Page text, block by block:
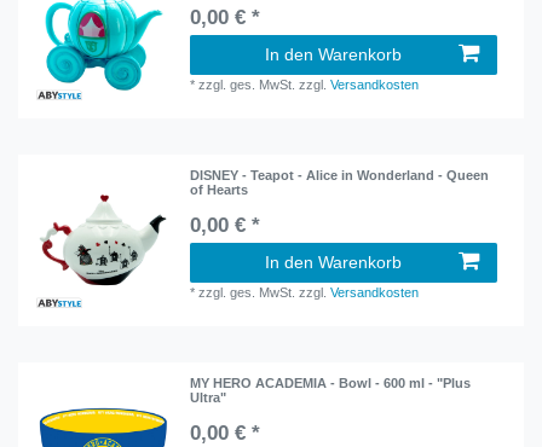
0,00 € *
In den Warenkorb
*zzgl. ges. MwSt. zzgl.Versandkosten
DISNEY - Teapot - Alice in Wonderland - Queen
of Hearts
0,00 € *
In den Warenkorb
*zzgl. ges. MwSt. zzgl.Versandkosten
MY HERO ACADEMIA - Bowl - 600 ml - "Plus
Ultra"
0,00 € *